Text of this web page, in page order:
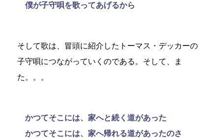
僕が子守唄を歌ってあげるから
そして歌は、冒頭に紹介したトーマス・デッカーの
子守唄につながっていくのである。そして、ま
た。。。
かつてそこには、家へと続く道があった
かつてそこには、家へ帰れる道があったのさ